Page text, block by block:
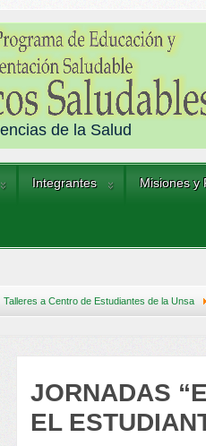
de la Salud
Integrantes Misiones y
Talleres a Centro de Estudiantes de la Unsa
JORNADAS
EL